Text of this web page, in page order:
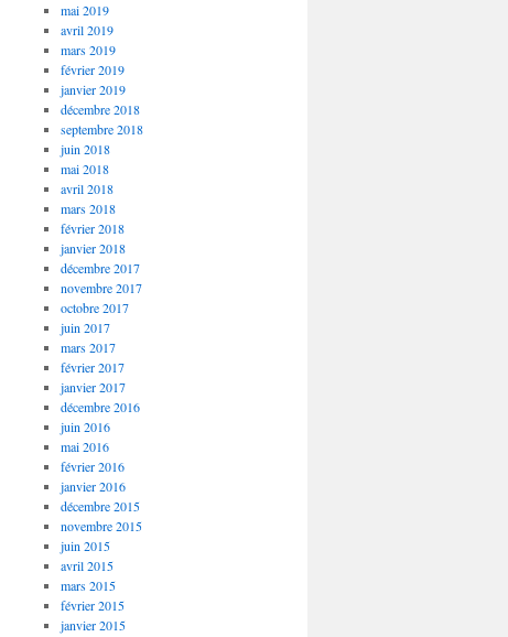
mai 2019
avril 2019
mars 2019
février 2019
janvier 2019
décembre 2018
septembre 2018
juin 2018
mai 2018
avril 2018
mars 2018
février 2018
janvier 2018
décembre 2017
novembre 2017
octobre 2017
juin 2017
mars 2017
février 2017
janvier 2017
décembre 2016
juin 2016
mai 2016
février 2016
janvier 2016
décembre 2015
novembre 2015
juin 2015
avril 2015
mars 2015
février 2015
janvier 2015